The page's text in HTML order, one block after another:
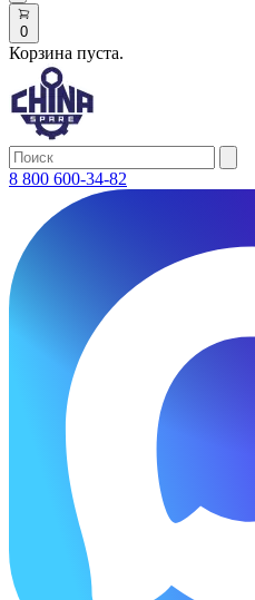
0
Корзина пуста.
8 800 600-34-82